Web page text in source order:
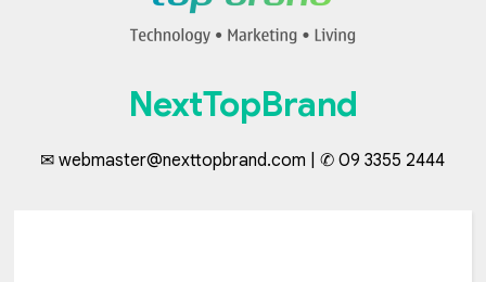
NextTopBrand
✉ webmaster@nexttopbrand.com | ✆ 09 3355 2444